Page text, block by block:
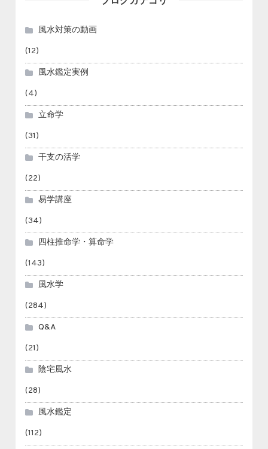
風水対策の動画
(12)
風水鑑定実例
(4)
立命学
(31)
干支の活学
(22)
易学講座
(34)
四柱推命学・算命学
(143)
風水学
(284)
Q&A
(21)
陰宅風水
(28)
風水鑑定
(112)